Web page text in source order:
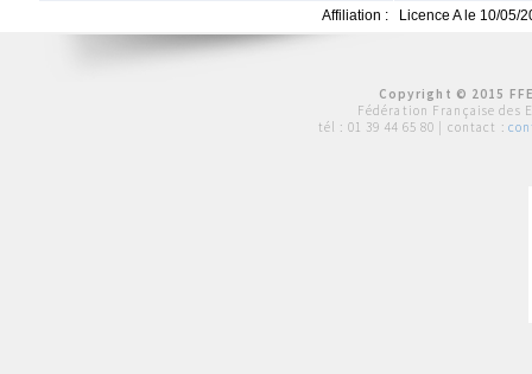
Affiliation :
Licence A le 10/05/
Copyright © 2015
Fédération Française des
tél : 01 39 44 65 80 | contact :